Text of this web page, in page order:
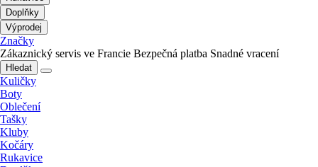
Doplňky
Výprodej
Značky
Zákaznický servis ve Francie Bezpečná platba Snadné vracení
Hledat
Kuličky
Boty
Oblečení
Tašky
Kluby
Kočáry
Rukavice